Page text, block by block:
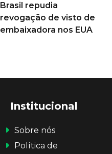
Brasil repudia
revogação de visto de
embaixadora nos EUA
Institucional
Sobre nós
Política de